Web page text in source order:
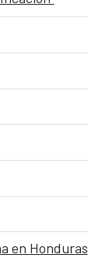
en Honduras